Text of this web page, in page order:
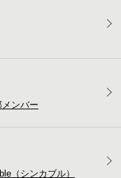
メンバー
（シンカブル）